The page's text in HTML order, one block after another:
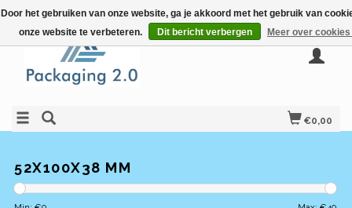
€0,00
52X100X38 MM
Door het gebruiken van onze website, ga je akkoord met het gebruik van
onze website te verbeteren.
Dit bericht verbergen Meer over cookies